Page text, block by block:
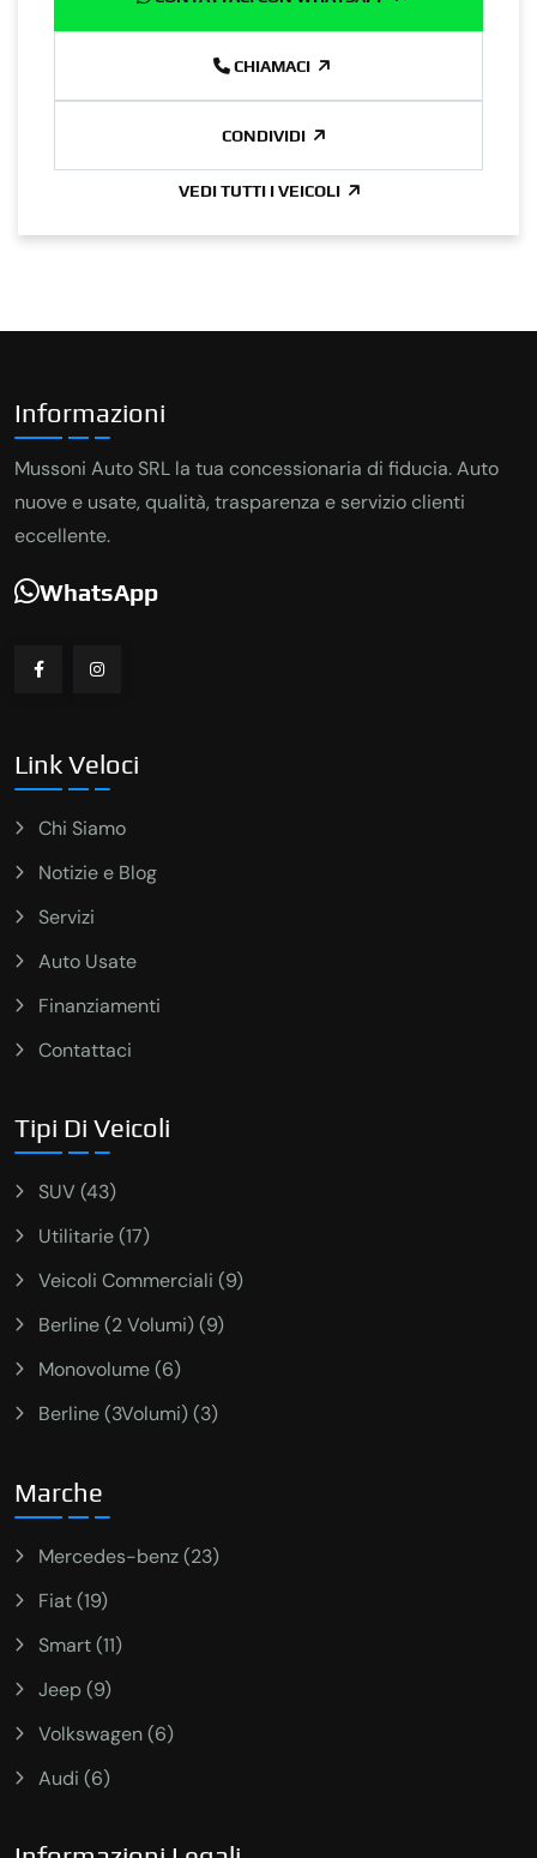
CHIAMACI
CONDIVIDI
VEDI TUTTI I VEICOLI
Informazioni
Mussoni Auto SRL la tua concessionaria di fiducia. Auto
nuove e usate, qualità, trasparenza e servizio clienti
eccellente.
WhatsApp
Link Veloci
Chi Siamo
Notizie e Blog
Servizi
Auto Usate
Finanziamenti
Contattaci
Tipi Di Veicoli
SUV (43)
Utilitarie (17)
Veicoli Commerciali (9)
Berline (2 Volumi) (9)
Monovolume (6)
Berline (3Volumi) (3)
Marche
Mercedes-benz (23)
Fiat (19)
Smart (11)
Jeep (9)
Volkswagen (6)
Audi (6)